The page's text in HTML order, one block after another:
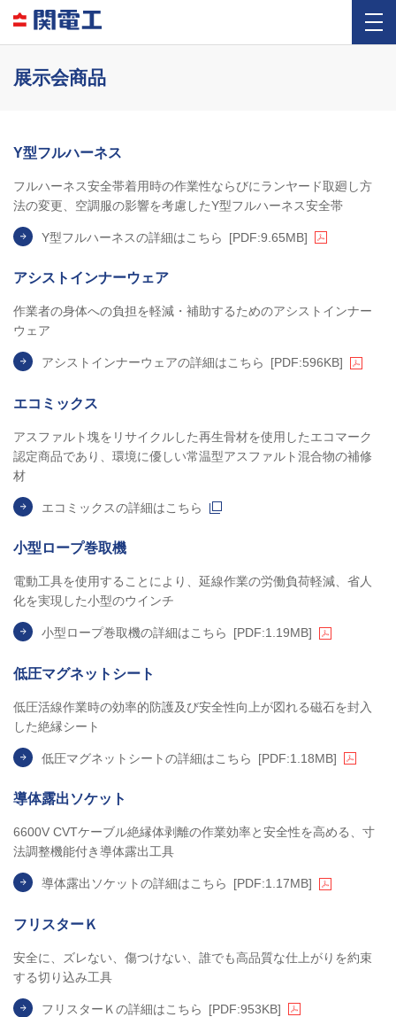
展示会商品
Y型フルハーネス
フルハーネス安全帯着用時の作業性ならびにランヤード取廻し方
法の変更、空調服の影響を考慮したY型フルハーネス安全帯
Y型フルハーネスの詳細はこちら [PDF:9.65MB]
アシストインナーウェア
作業者の身体への負担を軽減・補助するためのアシストインナー
ウェア
アシストインナーウェアの詳細はこちら [PDF:596KB]
エコミックス
アスファルト塊をリサイクルした再生骨材を使用したエコマーク
認定商品であり、環境に優しい常温型アスファルト混合物の補修
材
エコミックスの詳細はこちら
小型ロープ巻取機
電動工具を使用することにより、延線作業の労働負荷軽減、省人
化を実現した小型のウインチ
小型ロープ巻取機の詳細はこちら [PDF:1.19MB]
低圧マグネットシート
低圧活線作業時の効率的防護及び安全性向上が図れる磁石を封入
した絶縁シート
低圧マグネットシートの詳細はこちら [PDF:1.18MB]
導体露出ソケット
6600V CVTケーブル絶縁体剥離の作業効率と安全性を高める、寸
法調整機能付き導体露出工具
導体露出ソケットの詳細はこちら [PDF:1.17MB]
フリスターＫ
安全に、ズレない、傷つけない、誰でも高品質な仕上がりを約束
する切り込み工具
フリスターＫの詳細はこちら [PDF:953KB]